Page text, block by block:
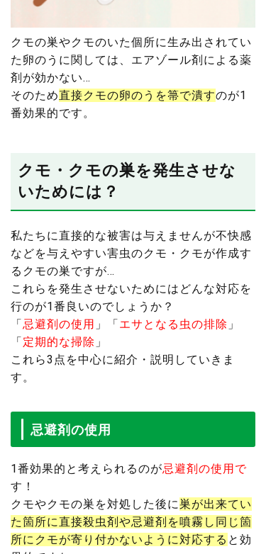
クモの巣やクモのいた個所に生み出されてい
た卵のうに関しては、エアゾール剤による薬
剤が効かない…
そのため直接クモの卵のうを箒で潰すのが1
番効果的です。
クモ・クモの巣を発生させな
いためには？
私たちに直接的な被害は与えませんが不快感
などを与えやすい害虫のクモ・クモが作成す
るクモの巣ですが…
これらを発生させないためにはどんな対応を
行のが1番良いのでしょうか？
「忌避剤の使用 」「エサとなる虫の排除 」
「定期的な掃除 」
これら3点を中心に紹介・説明していきま
す。
忌避剤の使用
1番効果的と考えられるのが忌避剤の使用で
す！
クモやクモの巣を対処した後に巣が出来てい
た箇所に直接殺虫剤や忌避剤を噴霧し同じ箇
所にクモが寄り付かないように対応する と効